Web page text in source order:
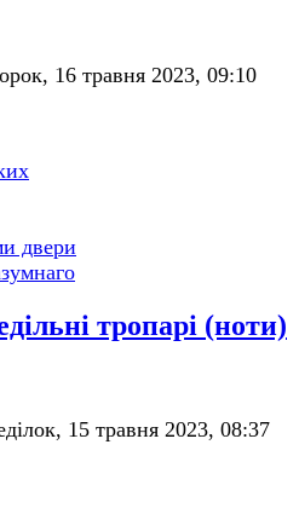
16 травня 2023, 09:10
двери
тропарі (ноти)
15 травня 2023, 08:37